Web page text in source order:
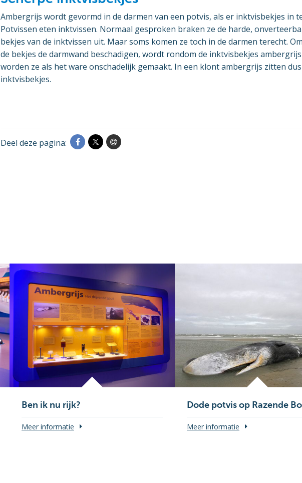
Ambergrijs wordt gevormd in de darmen van een potvis, als er inktvisbekjes in
Potvissen eten inktvissen. Normaal gesproken braken ze de harde,
bekjes van de inktvissen uit. Maar soms komen ze toch in de darmen terecht.
de bekjes de darmwand beschadigen, wordt rondom de inktvisbekjes
worden ze als het ware onschadelijk gemaakt. In een klont ambergrijs zitten
inktvisbekjes.
Deel deze pagina:
Ben ik nu rijk?
Meer informatie
Dode potvis op Razende
Meer informatie